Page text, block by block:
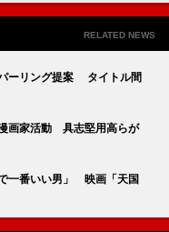
RELATED NEWS
ーリング提案 タイトル間
画家活動 具志堅用高らが
一番いい男」 映画「天国